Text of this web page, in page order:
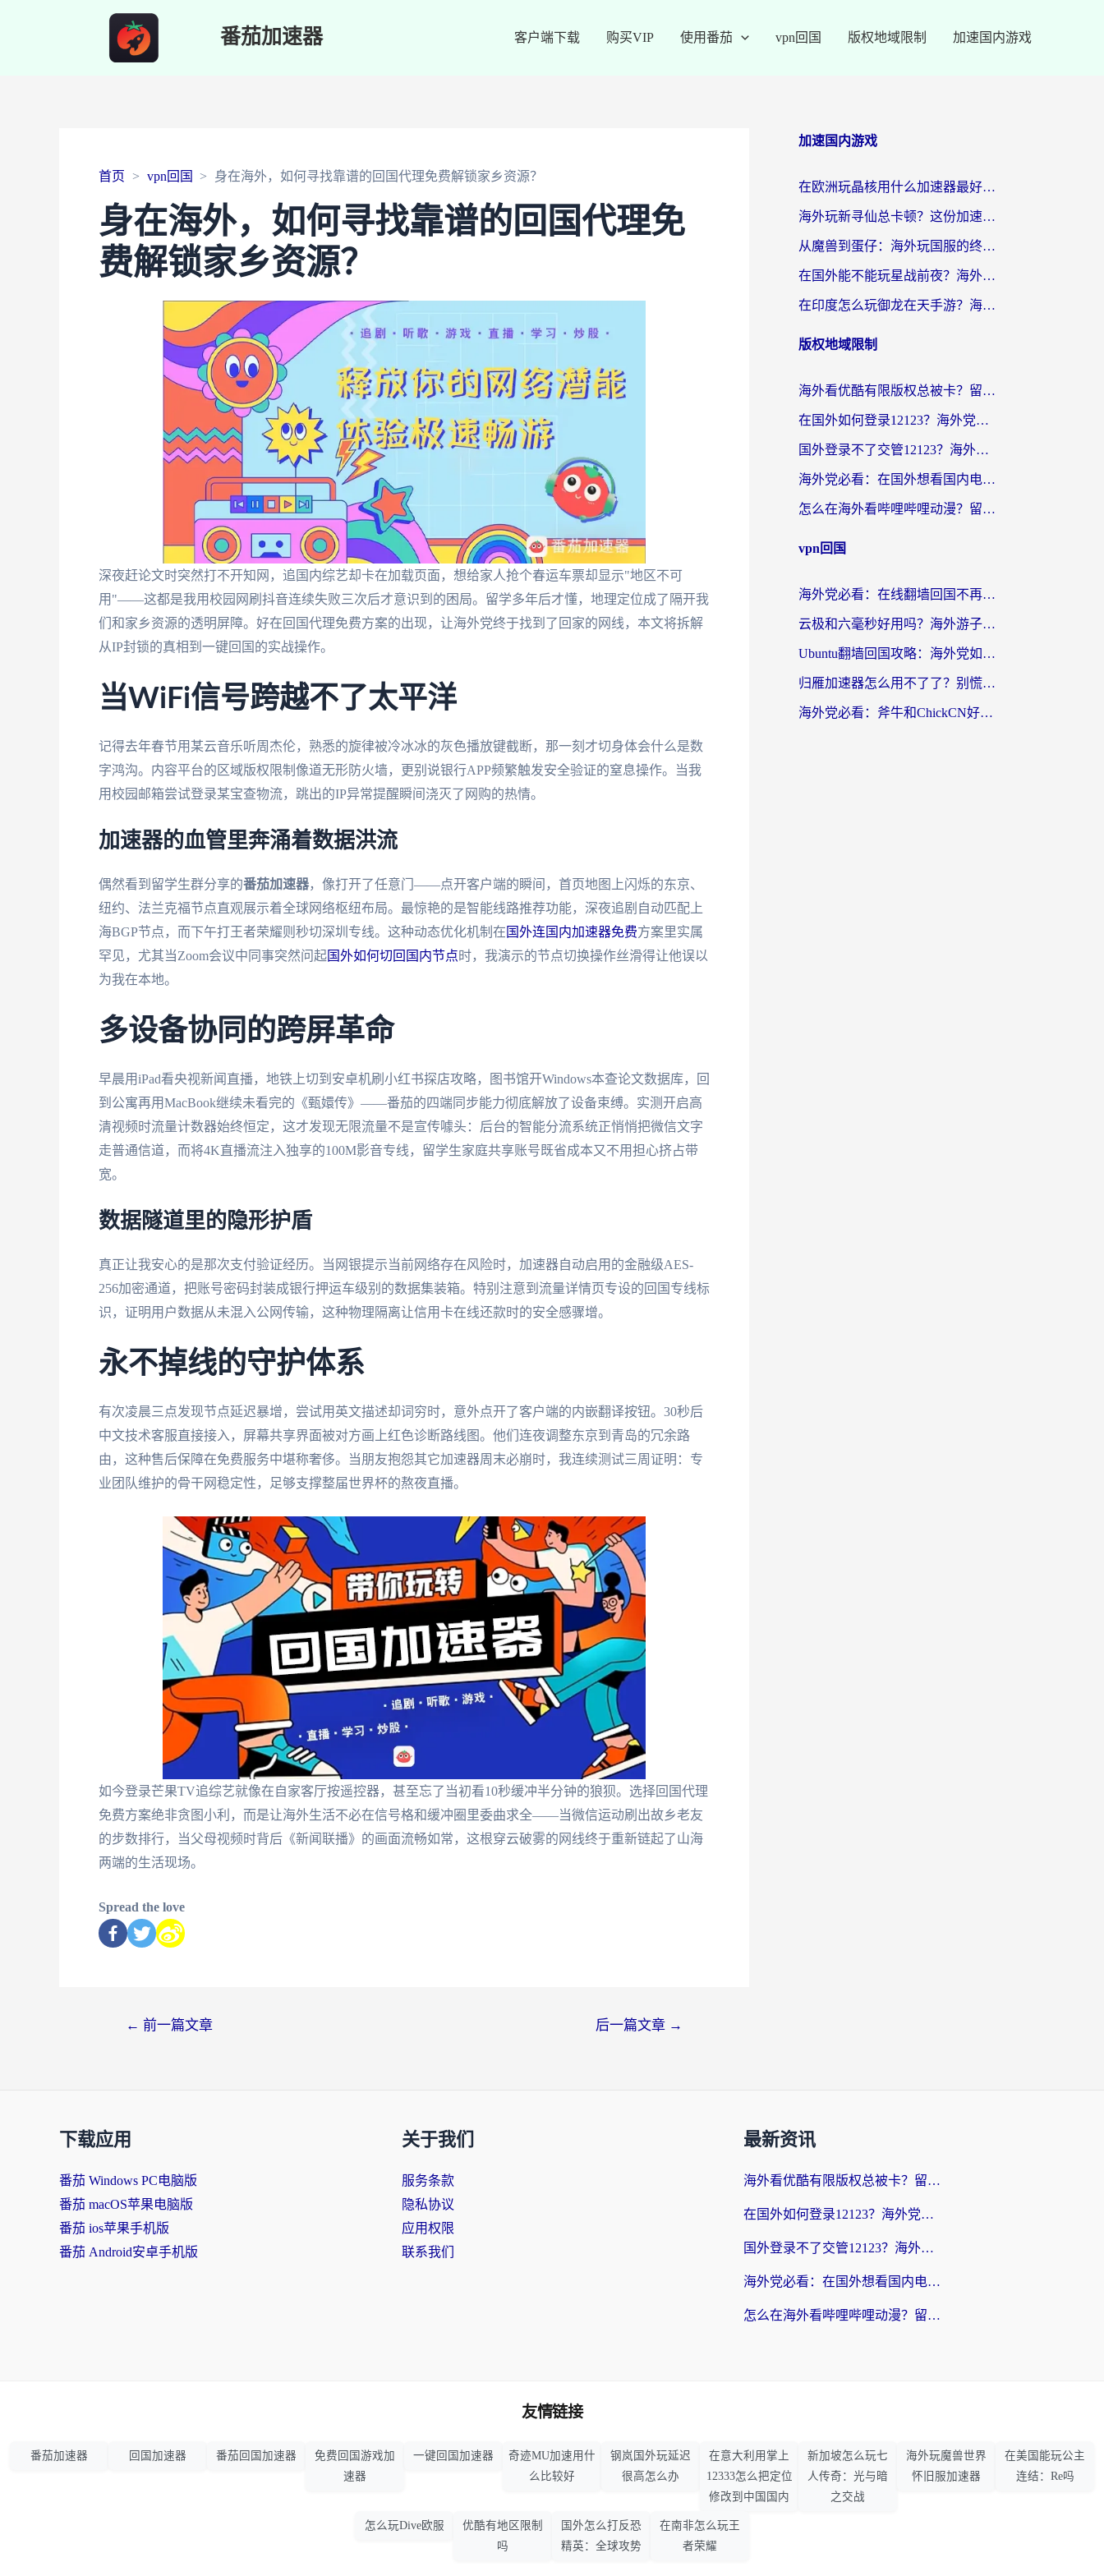
番茄加速器 客户端下载 购买VIP 使用番茄 vpn回国 版权地域限制 加速国内游戏
首页 vpn回国 身在海外，如何寻找靠谱的回国代理免费解锁家乡资源？
身在海外，如何寻找靠谱的回国代理免
费解锁家乡资源？
深夜赶论文时突然打不开知网，追国内综艺却卡在加载页面，想给家人抢个春运车票却显示"地区不可
用"——这都是我用校园网刷抖音连续失败三次后才意识到的困局。留学多年后才懂，地理定位成了隔开我
们和家乡资源的透明屏障。好在回国代理免费方案的出现，让海外党终于找到了回家的网线，本文将拆解
从IP封锁的真相到一键回国的实战操作。
当WiFi信号跨越不了太平洋
记得去年春节用某云音乐听周杰伦，熟悉的旋律被冷冰冰的灰色播放键截断，那一刻才切身体会什么是数
字鸿沟。内容平台的区域版权限制像道无形防火墙，更别说银行APP频繁触发安全验证的窒息操作。当我
用校园邮箱尝试登录某宝查物流，跳出的IP异常提醒瞬间浇灭了网购的热情。
加速器的血管里奔涌着数据洪流
偶然看到留学生群分享的番茄加速器，像打开了任意门——点开客户端的瞬间，首页地图上闪烁的东京、
纽约、法兰克福节点直观展示着全球网络枢纽布局。最惊艳的是智能线路推荐功能，深夜追剧自动匹配上
海BGP节点，而下午打王者荣耀则秒切深圳专线。这种动态优化机制在 国外连国内加速器免费方案里实属
罕见，尤其当Zoom会议中同事突然问起国外如何切回国内节点时，我演示的节点切换操作丝滑得让他误以
为我在本地。
多设备协同的跨屏革命
早晨用iPad看央视新闻直播，地铁上切到安卓机刷小红书探店攻略，图书馆开Windows本查论文数据库，回
到公寓再用MacBook继续未看完的《甄嬛传》——番茄的四端同步能力彻底解放了设备束缚。实测开启高
清视频时流量计数器始终恒定，这才发现无限流量不是宣传噱头：后台的智能分流系统正悄悄把微信文字
走普通信道，而将4K直播流注入独享的100M影音专线，留学生家庭共享账号既省成本又不用担心挤占带
宽。
数据隧道里的隐形护盾
真正让我安心的是那次支付验证经历。当网银提示当前网络存在风险时，加速器自动启用的金融级AES-
256加密通道，把账号密码封装成银行押运车级别的数据集装箱。特别注意到流量详情页专设的回国专线标
识，证明用户数据从未混入公网传输，这种物理隔离让信用卡在线还款时的安全感骤增。
永不掉线的守护体系
有次凌晨三点发现节点延迟暴增，尝试用英文描述却词穷时，意外点开了客户端的内嵌翻译按钮。30秒后
中文技术客服直接接入，屏幕共享界面被对方画上红色诊断路线图。他们连夜调整东京到青岛的冗余路
由，这种售后保障在免费服务中堪称奢侈。当朋友抱怨其它加速器周末必崩时，我连续测试三周证明：专
业团队维护的骨干网稳定性，足够支撑整届世界杯的熬夜直播。
如今登录芒果TV追综艺就像在自家客厅按遥控器，甚至忘了当初看10秒缓冲半分钟的狼狈。选择回国代理
免费方案绝非贪图小利，而是让海外生活不必在信号格和缓冲圈里委曲求全——当微信运动刷出故乡老友
的步数排行，当父母视频时背后《新闻联播》的画面流畅如常，这根穿云破雾的网线终于重新链起了山海
两端的生活现场。
Spread the love
← 前一篇文章 后一篇文章 →
加速国内游戏
在欧洲玩晶核用什么加速器最好呢？一个老玩家的真心话
海外玩新寻仙总卡顿？这份加速器选择指南让你秒回国服流畅体验
从魔兽到蛋仔：海外玩国服的终极加速指南，找到你的专属高速通道
在国外能不能玩星战前夜？海外党国服游戏不卡顿的秘密武器在这里
在印度怎么玩御龙在天手游？海外党畅玩国服的终极生存指南
版权地域限制
海外看优酷有限版权总被卡？留学生亲测有效的回国加速器选择指南
在国外如何登录12123？海外党必备的回国加速实用指南
国外登录不了交管12123？海外华人亲测有效的回国加速器选择指南
海外党必看：在国外想看国内电视剧用什么软件？3步解决地域限制
怎么在海外看哔哩哔哩动漫？留学生亲测有效的回国加速方案
vpn回国
海外党必看：在线翻墙回国不再难！教你选对加速器无缝刷国内资源
云极和六毫秒好用吗？海外游子解锁国内资源的真实答案
Ubuntu翻墙回国攻略：海外党如何选对加速器，无缝刷国内剧玩游戏？
归雁加速器怎么用不了了？别慌，这篇指南教你如何丝滑“回家”
海外党必看：斧牛和ChickCN好用吗？3款热门加速器实测+番茄加速器深度体验
下载应用
番茄 Windows PC电脑版
番茄 macOS苹果电脑版
番茄 ios苹果手机版
番茄 Android安卓手机版
关于我们
服务条款
隐私协议
应用权限
联系我们
最新资讯
海外看优酷有限版权总被卡？留学生亲测有效的回国加速器选择指南
在国外如何登录12123？海外党必备的回国加速实用指南
国外登录不了交管12123？海外华人亲测有效的回国加速器选择指南
海外党必看：在国外想看国内电视剧用什么软件？3步解决地域限制
怎么在海外看哔哩哔哩动漫？留学生亲测有效的回国加速方案
友情链接
番茄加速器 回国加速器 番茄回国加速器
免费回国游戏加
速器
一键回国加速器
奇迹MU加速用什
么比较好
钢岚国外玩延迟
很高怎么办
在意大利用掌上
12333怎么把定位
修改到中国国内
新加坡怎么玩七
人传奇：光与暗
之交战
海外玩魔兽世界
怀旧服加速器
在美国能玩公主
连结：Re吗
怎么玩Dive欧服
优酷有地区限制
吗
国外怎么打反恐
精英：全球攻势
在南非怎么玩王
者荣耀